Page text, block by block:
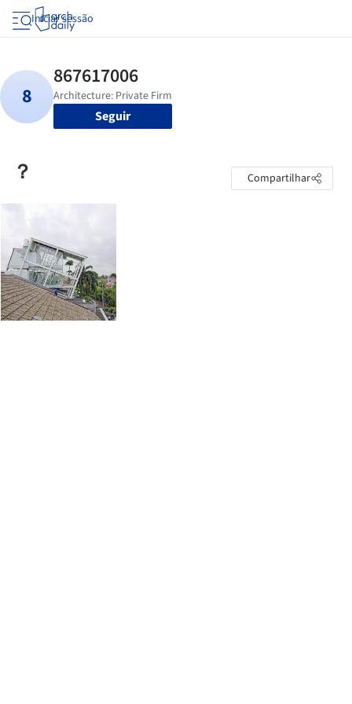
Iniciar sessão
Seguir
？ Compartilhar